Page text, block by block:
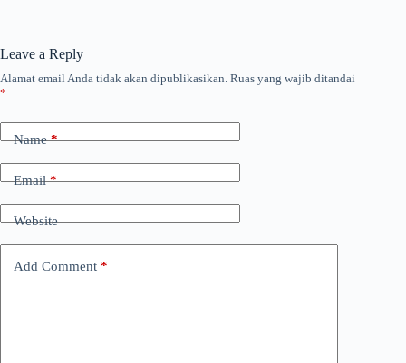
Leave a Reply
Alamat email Anda tidak akan dipublikasikan. Ruas yang wajib ditandai
*
Name*
Email*
Website
Add Comment *